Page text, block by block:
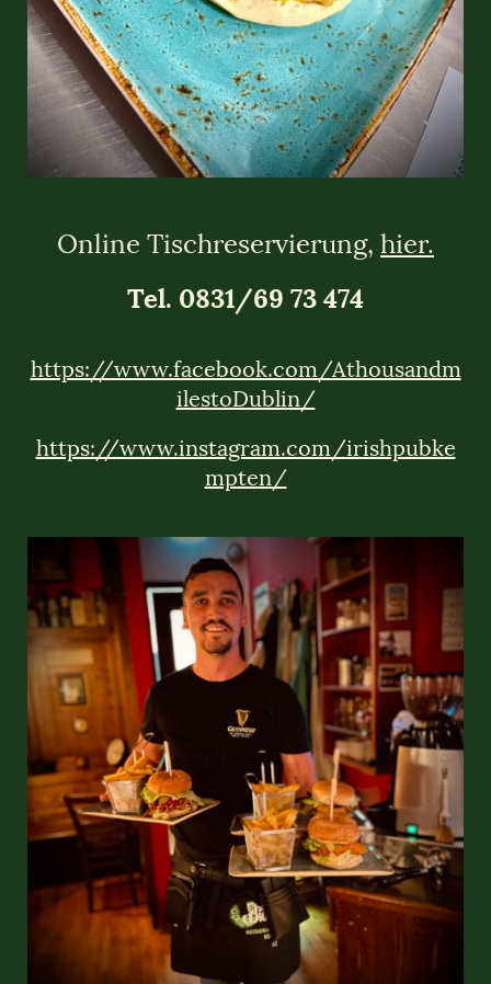
Online Tischreservierung,hier.
Tel. 0831/69 73 474
https://www.facebook.com/Athousandm
ilestoDublin/
https://www.instagram.com/irishpubke
mpten/